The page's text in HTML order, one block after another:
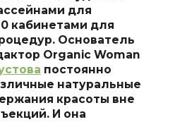
для
кабинетами для
Основатель
Organic Woman
постоянно
натуральные
красоты вне
И она